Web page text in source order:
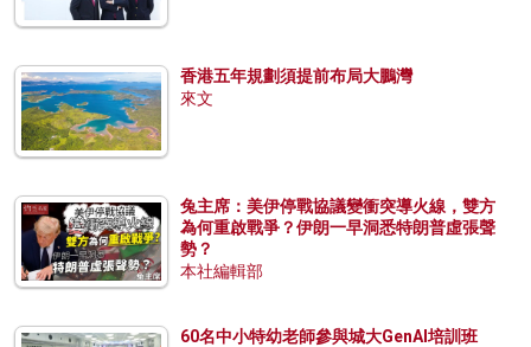
香港五年規劃須提前布局大鵬灣
來文
兔主席：美伊停戰協議變衝突導火線，雙方
為何重啟戰爭？伊朗一早洞悉特朗普虛張聲
勢？
本社編輯部
60名中小特幼老師參與城大GenAI培訓班